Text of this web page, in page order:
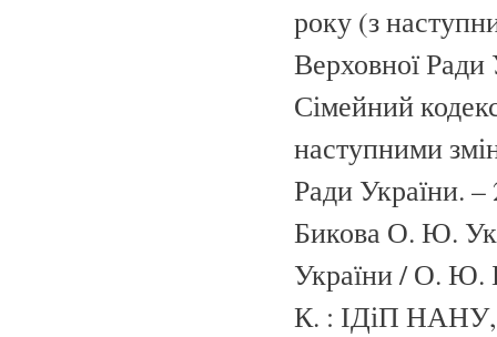
року (з
Верховної
Сімейний
наступними
Ради України.
Бикова О. Ю.
України / О. Ю.
К. : ІДіП НАНУ,